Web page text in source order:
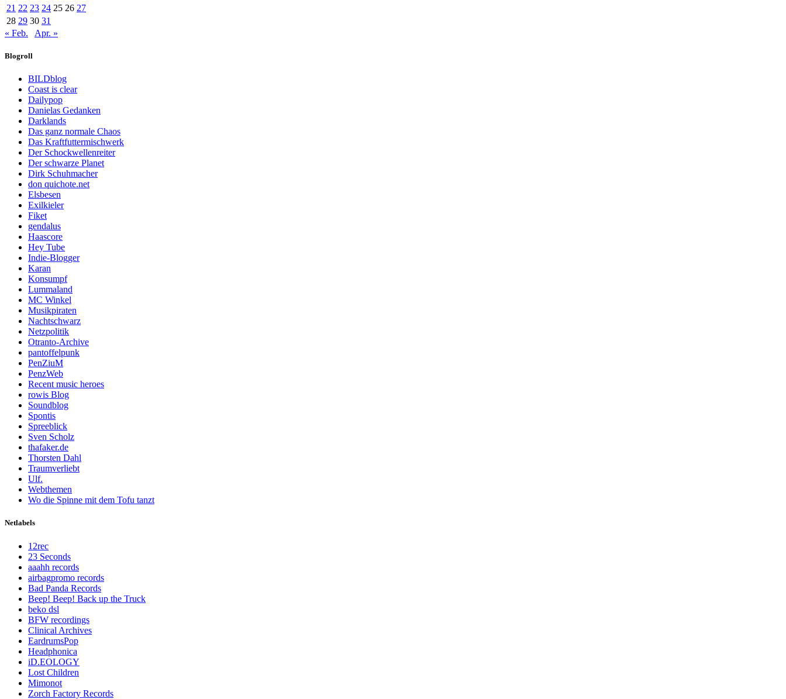
21 22 23 24 25 26 27
28 29 30 31
« Feb.
Apr. »
Blogroll
BILDblog
Coast is clear
Dailypop
Danielas Gedanken
Darklands
Das ganz normale Chaos
Das Kraftfuttermischwerk
Der Schockwellenreiter
Der schwarze Planet
Dirk Schuhmacher
don quichote.net
Elsbesen
Exilkieler
Fiket
gendalus
Haascore
Hey Tube
Indie-Blogger
Karan
Konsumpf
Lummaland
MC Winkel
Musikpiraten
Nachtschwarz
Netzpolitik
Otranto-Archive
pantoffelpunk
PenZiuM
PenzWeb
Recent music heroes
rowis Blog
Soundblog
Spontis
Spreeblick
Sven Scholz
thafaker.de
Thorsten Dahl
Traumverliebt
Ulf.
Webthemen
Wo die Spinne mit dem Tofu tanzt
Netlabels
12rec
23 Seconds
aaahh records
airbagpromo records
Bad Panda Records
Beep! Beep! Back up the Truck
beko dsl
BFW recordings
Clinical Archives
EardrumsPop
Headphonica
iD.EOLOGY
Lost Children
Mimonot
Zorch Factory Records